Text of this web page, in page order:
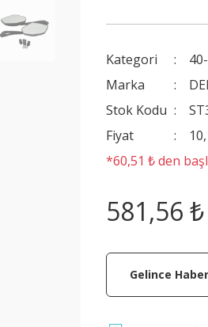
Kategori
Marka
Stok Kodu
Fiyat
*60,51 ₺ den
581,56 ₺
Gelince